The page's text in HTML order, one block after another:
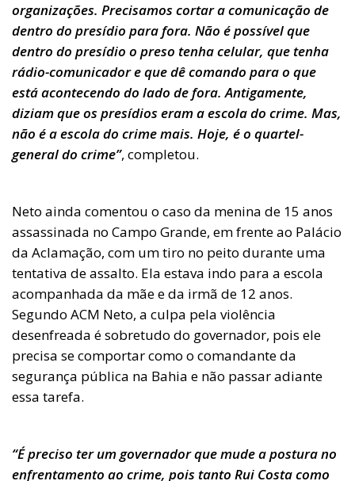
organizações. Precisamos cortar a comunicação de
dentro do presídio para fora. Não é possível que
dentro do presídio o preso tenha celular, que tenha
rádio-comunicador e que dê comando para o que
está acontecendo do lado de fora. Antigamente,
diziam que os presídios eram a escola do crime. Mas,
não é a escola do crime mais. Hoje, é o quartel-
general do crime”, completou.
Neto ainda comentou o caso da menina de 15 anos
assassinada no Campo Grande, em frente ao Palácio
da Aclamação, com um tiro no peito durante uma
tentativa de assalto. Ela estava indo para a escola
acompanhada da mãe e da irmã de 12 anos.
Segundo ACM Neto, a culpa pela violência
desenfreada é sobretudo do governador, pois ele
precisa se comportar como o comandante da
segurança pública na Bahia e não passar adiante
essa tarefa.
“É preciso ter um governador que mude a postura no
enfrentamento ao crime, pois tanto Rui Costa como